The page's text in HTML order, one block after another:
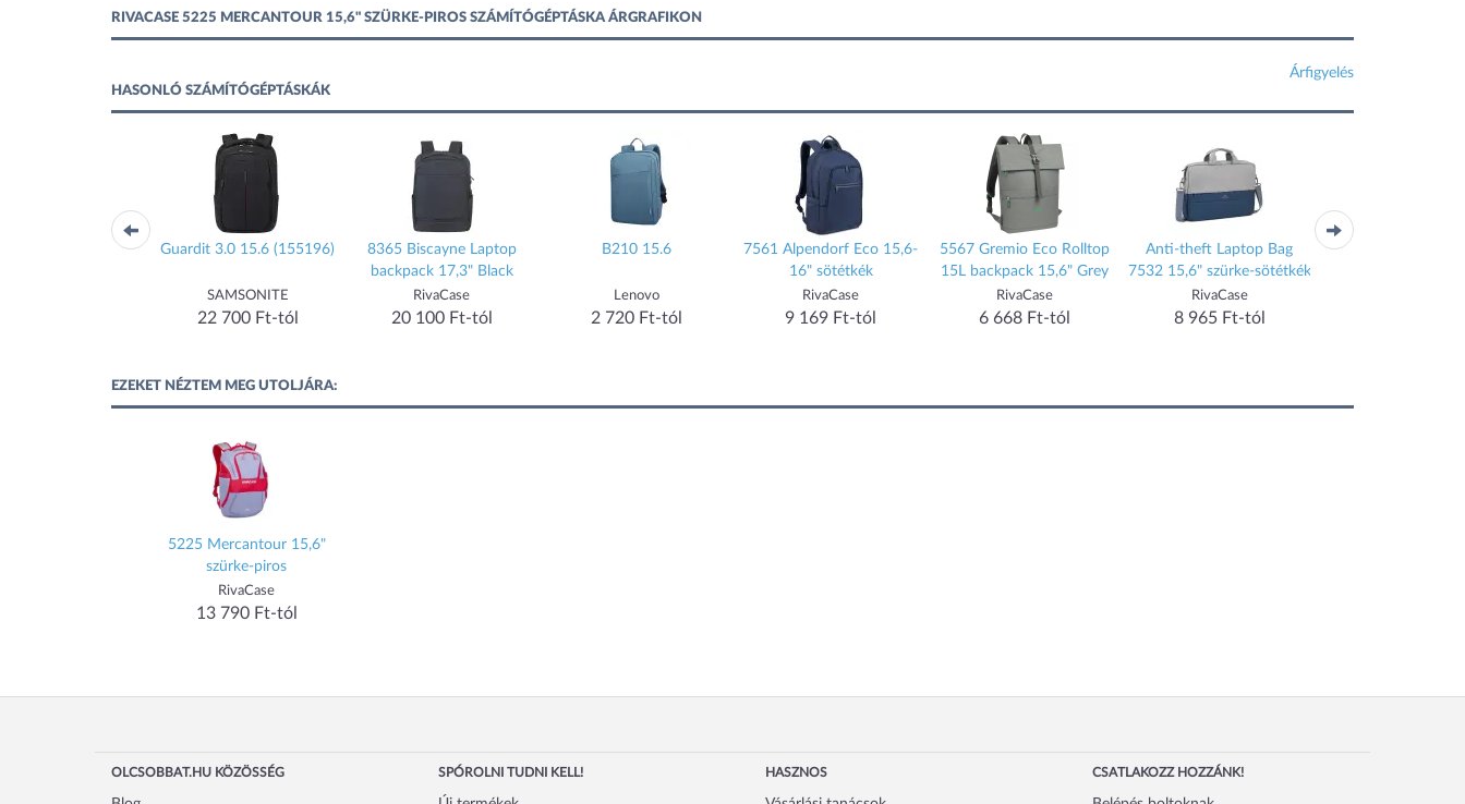
RIVACASE 5225 MERCANTOUR 15,6" SZÜRKE-PIROS SZÁMÍTÓGÉPTÁSKA ÁRGRAFIKON
Árfigyelés
HASONLÓ SZÁMÍTÓGÉPTÁSKÁK
7760 15.6" fekete Guardit 3.0 15.6 (155196)
SAMSONITE
22 700 Ft-tól
8365 Biscayne Laptop
backpack 17,3" Black
RivaCase
20 100 Ft-tól
B210 15.6
Lenovo
2 720 Ft-tól
7561 Alpendorf Eco 15,6-
16" sötétkék
RivaCase
9 169 Ft-tól
5567 Gremio Eco Rolltop
15L backpack 15,6" Grey
RivaCase
6 668 Ft-tól
Anti-theft Laptop Bag
7532 15,6" szürke-sötétkék
RivaCase
8 965 Ft-tól
Notebook táska,
EZEKET NÉZTEM MEG UTOLJÁRA:
5225 Mercantour 15,6"
szürke-piros
RivaCase
13 790 Ft-tól
OLCSOBBAT.HU KÖZÖSSÉG SPÓROLNI TUDNI KELL! HASZNOS CSATLAKOZZ HOZZÁNK!